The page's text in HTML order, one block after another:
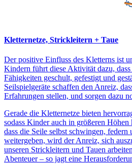
Kletternetze, Strickleitern + Taue
Der positive Einfluss des Kletterns ist
Kindern führt diese Aktivität dazu,
Fähigkeiten geschult, gefestigt und
Seilspielgeräte schaffen den Anreiz,
Erfahrungen stellen, und sorgen dazu
Gerade die Kletternetze bieten
sodass Kinder auch in größeren
dass die Seile selbst schwingen, federn
weitergeben, wird der Anreiz, sich
unseren Strickleitern und Tauen
Abenteuer – so jagt eine